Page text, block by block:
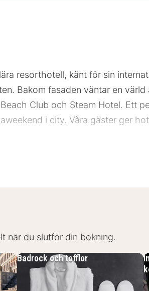
resorthotell, känt för sin
Bakom fasaden väntar en
Club och Steam Hotel. Ett
i city. Våra gäster ger
största attraktioner, perfekt
när du slutför din bokning.
Badrock och tofflor